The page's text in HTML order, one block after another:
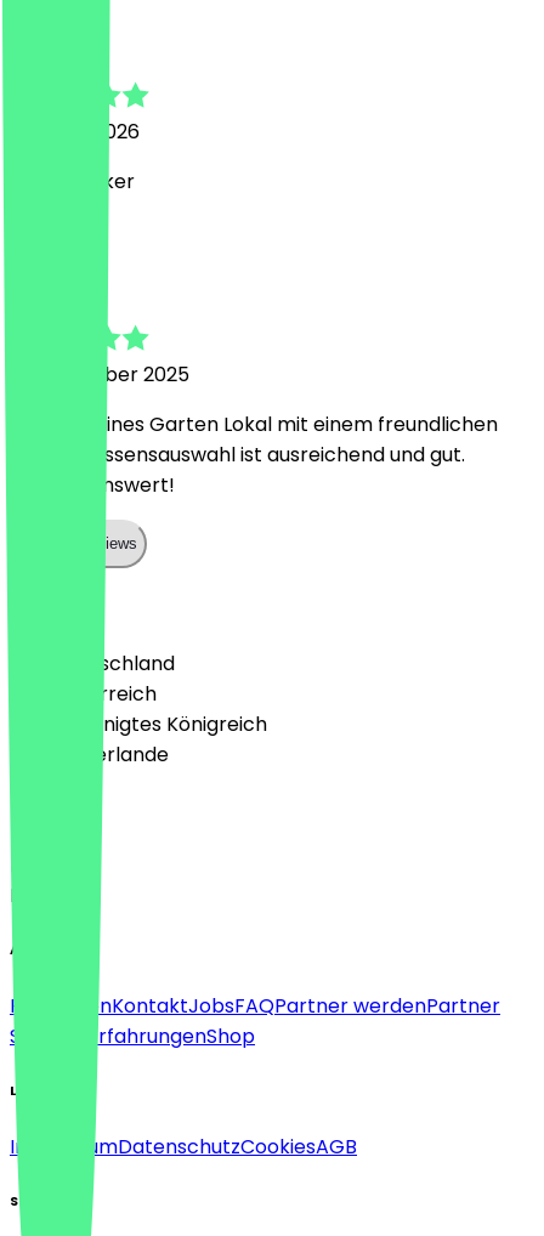
26. März 2026
Super Lecker
16. November 2025
Nettes kleines Garten Lokal mit einem freundlichen
Wirt. Die Essensauswahl ist ausreichend und gut.
Empfehlenswert!
Show all reviews
🇩🇪 Deutschland
🇦🇹 Österreich
🇬🇧 Vereinigtes Königreich
🇳🇱 Niederlande
Deutsch
English
About
Für FirmenKontaktJobsFAQPartner werdenPartner
Support
ErfahrungenShop
Legal
ImpressumDatenschutzCookiesAGB
Social